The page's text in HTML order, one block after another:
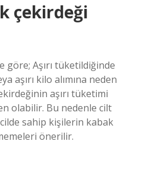
çekirdeği
göre; Aşırı tüketildiğinde
aşırı kilo alımına neden
aşırı tüketimi
olabilir. Bu nedenle cilt
sahip kişilerin kabak
önerilir.